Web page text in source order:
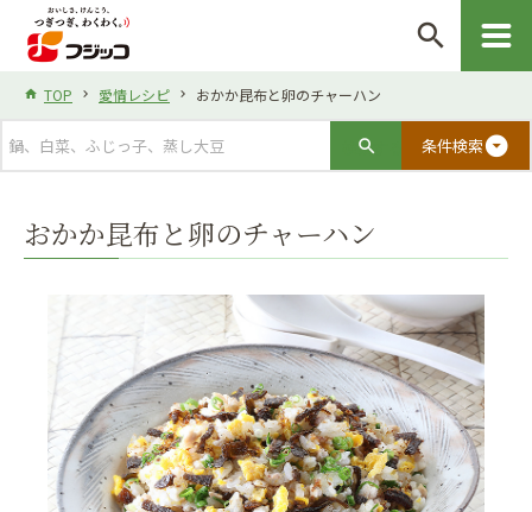
search
TOP 愛情レシピ おかか昆布と卵のチャーハン
条件検索arrow_drop_down_circle
おかか昆布と卵のチャーハン